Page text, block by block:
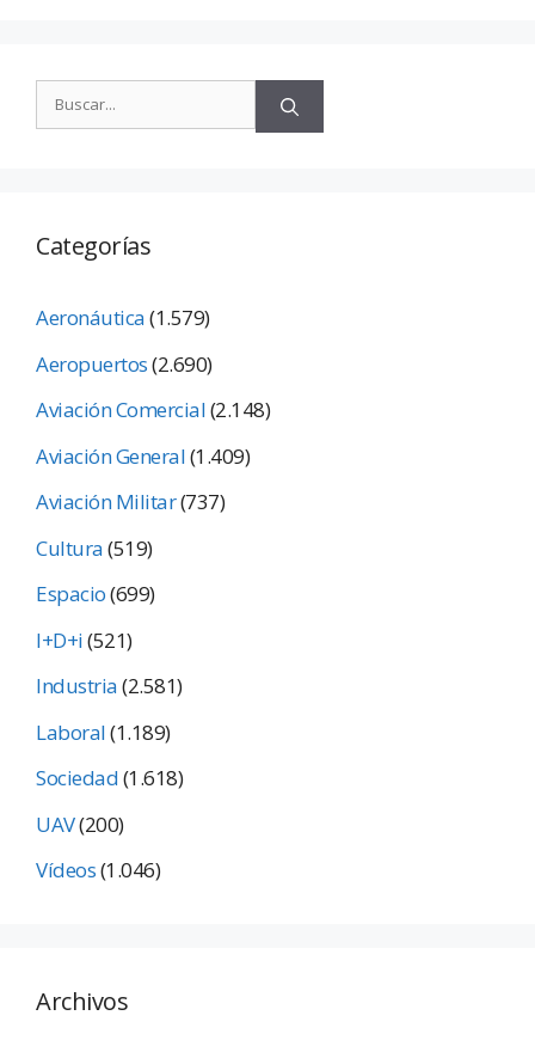
Categorías
Aeronáutica(1.579)
Aeropuertos(2.690)
Aviación Comercial(2.148)
Aviación General(1.409)
Aviación Militar(737)
Cultura(519)
Espacio(699)
I+D+i(521)
Industria(2.581)
Laboral(1.189)
Sociedad(1.618)
UAV(200)
Vídeos(1.046)
Archivos